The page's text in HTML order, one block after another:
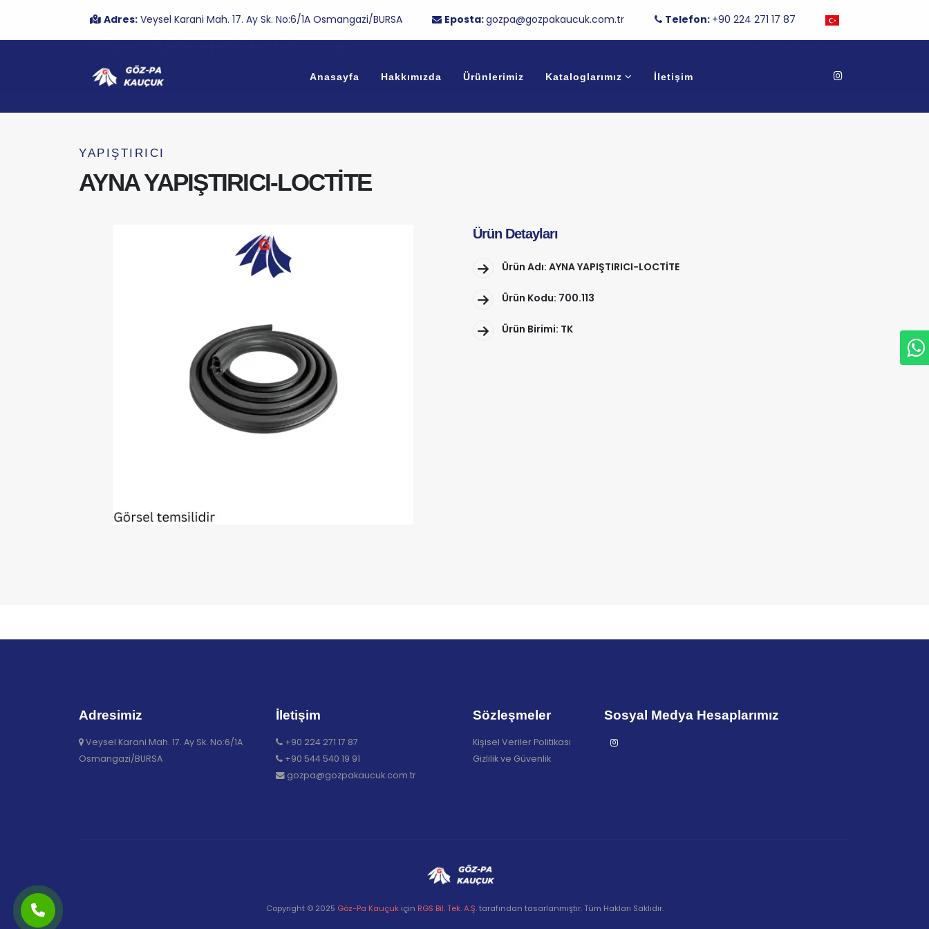
Adres: Veysel Karani Mah. 17. Ay Sk. No:6/1A Osmangazi/BURSA Eposta:gozpa@gozpakaucuk.com.tr Telefon: +90 224 271 17 87
Anasayfa Hakkımızda Ürünlerimiz Kataloglarımız İletişim
AYNA YAPIŞTIRICI-LOCTİTE
YAPIŞTIRICI
AYNA YAPIŞTIRICI-LOCTİTE
Ürün Detayları
Ürün Adı: AYNA YAPIŞTIRICI-LOCTİTE
Ürün Kodu: 700.113
Ürün Birimi: TK
Adresimiz
Veysel Karani Mah. 17. Ay Sk. No:6/1A
Osmangazi/BURSA
İletişim
+90 224 271 17 87
+90 544 540 19 91
gozpa@gozpakaucuk.com.tr
Sözleşmeler
Kişisel Veriler Politikası
Gizlilik ve Güvenlik
Sosyal Medya Hesaplarımız
Copyright © 2025 Göz-Pa Kauçukiçin RGS Bil. Tek. A.Ş.tarafından tasarlanmıştır. Tüm Hakları Saklıdır.